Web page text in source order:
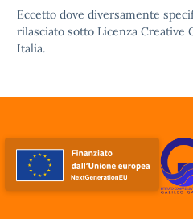
Eccetto dove diversamente
rilasciato sotto Licenza Creative
Italia.